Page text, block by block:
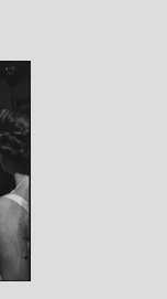
la regia di